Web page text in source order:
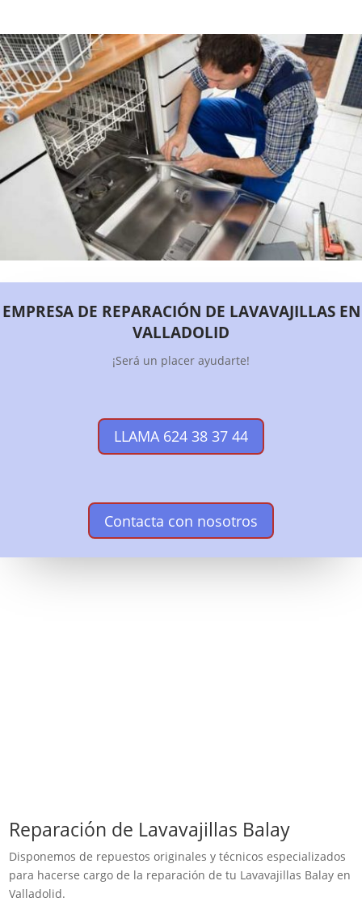
EMPRESA DE REPARACIÓN DE LAVAVAJILLAS EN
VALLADOLID
¡Será un placer ayudarte!
LLAMA 624 38 37 44
Contacta con nosotros
Reparación de Lavavajillas Balay
Disponemos de repuestos originales y técnicos especializados
para hacerse cargo de la reparación de tu Lavavajillas Balay en
Valladolid.